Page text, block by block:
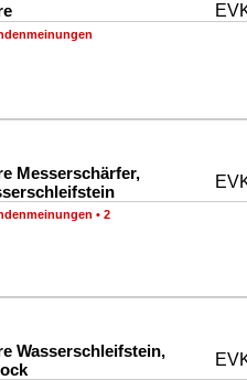
Messerschärfer,
• 2
Wasserschleifstein,